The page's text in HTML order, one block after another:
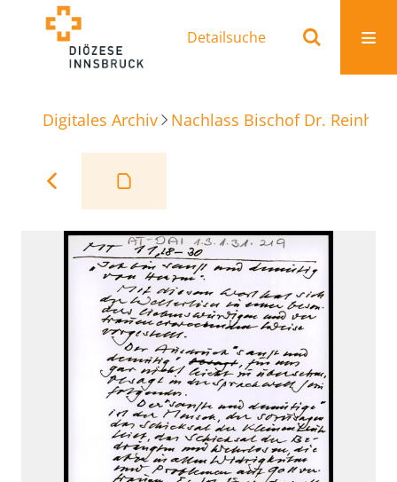
Detailsuche
Digitales Archiv Nachlass Bischof Dr.